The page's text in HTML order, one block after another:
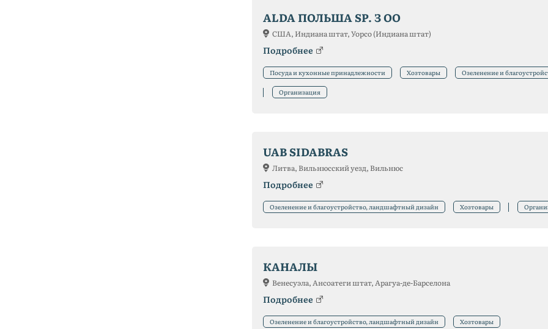
ALDA ПОЛЬША SP. З ОО
США, Индиана штат, Уорсо (Индиана штат)
Подробнее
Посуда и кухонные принадлежности Хозтовары Озеленение и
Организация
UAB SIDABRAS
Литва, Вильнюсский уезд, Вильнюс
Подробнее
Озеленение и благоустройство, ландшафтный дизайн Хозтовары
КАНАЛЫ
Венесуэла, Ансоатеги штат, Арагуа-де-Барселона
Подробнее
Озеленение и благоустройство, ландшафтный дизайн Хозтовары